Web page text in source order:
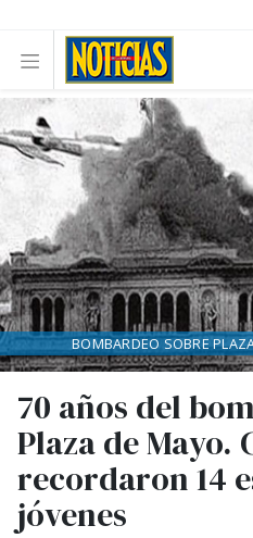
70 años del
Plaza de Mayo.
recordaron 14
jóvenes
BOMBARDEO SOBRE